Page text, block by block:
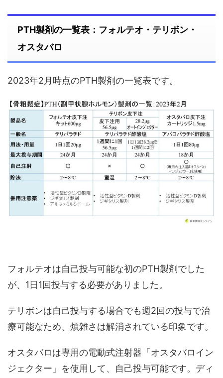
PTH製剤の一覧表：フォルテオ・テリボン・
オスタバロ
2023年2月時点のPTH製剤の一覧表です。
フォルテオは自己投与可能な初のPTH製剤でした
が、1日1回投与する必要がありました。
テリボンは自己投与する場合でも週2回の投与で治
療可能なため、煩雑さは解消されている印象です。
オスタバロは専用の電動式注射器「オスタバロイン
ジェクター」を使用して、自己投与可能です。ディ